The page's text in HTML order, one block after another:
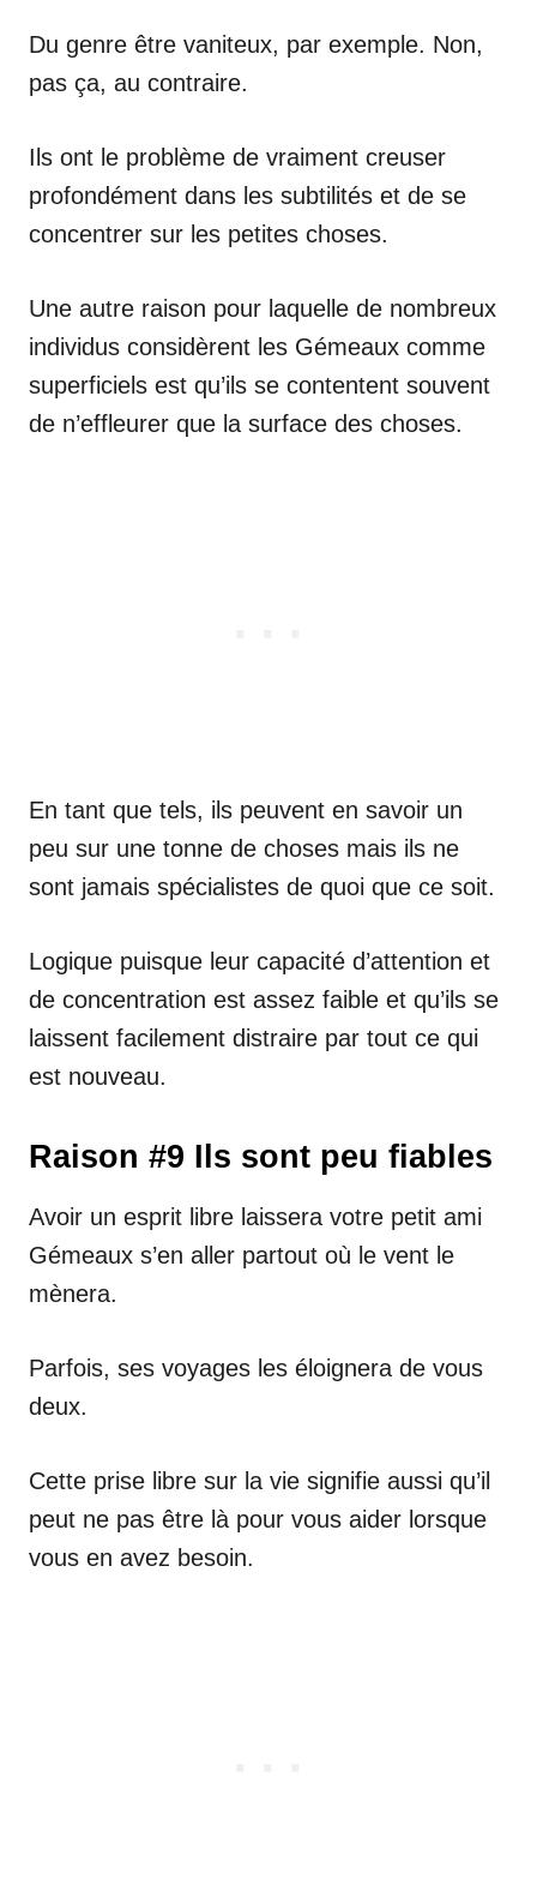
Du genre être vaniteux, par exemple. Non,
pas ça, au contraire.
Ils ont le problème de vraiment creuser
profondément dans les subtilités et de se
concentrer sur les petites choses.
Une autre raison pour laquelle de nombreux
individus considèrent les Gémeaux comme
superficiels est qu’ils se contentent souvent
de n’effleurer que la surface des choses.
En tant que tels, ils peuvent en savoir un
peu sur une tonne de choses mais ils ne
sont jamais spécialistes de quoi que ce soit.
Logique puisque leur capacité d’attention et
de concentration est assez faible et qu’ils se
laissent facilement distraire par tout ce qui
est nouveau.
Raison #9 Ils sont peu fiables
Avoir un esprit libre laissera votre petit ami
Gémeaux s’en aller partout où le vent le
mènera.
Parfois, ses voyages les éloignera de vous
deux.
Cette prise libre sur la vie signifie aussi qu’il
peut ne pas être là pour vous aider lorsque
vous en avez besoin.